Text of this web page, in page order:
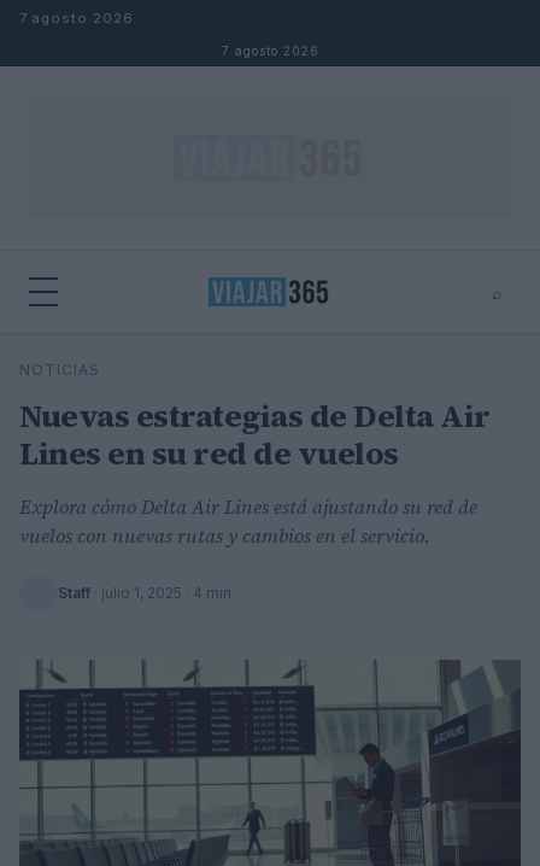
Saltar al contenido
7 agosto 2026
7 agosto 2026
⌕
Buscar
NOTICIAS
Nuevas estrategias de Delta Air
Lines en su red de vuelos
Explora cómo Delta Air Lines está ajustando su red de
vuelos con nuevas rutas y cambios en el servicio.
Staff · julio 1, 2025 · 4 min